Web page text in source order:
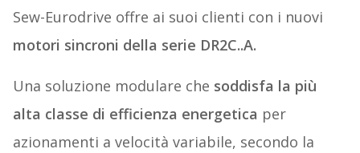
Sew-Eurodrive offre ai suoi clienti con i nuovi
motori sincroni della serie DR2C..A.
Una soluzione modulare che soddisfa la più
alta classe di efficienza energetica per
azionamenti a velocità variabile, secondo la